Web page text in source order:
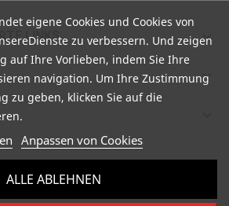
LINKS keyboard_arrow_down
keyboard_arrow_down

eigene Cookies und Cookies von
zu verbessern. Und zeigen
auf Ihre Vorlieben, indem Sie Ihre
navigation. Um Ihre Zustimmung
zu geben, klicken Sie auf die
Anpassen von Cookies
ALLE ABLEHNEN